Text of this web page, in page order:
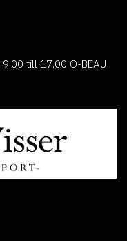
till 17.00 O-BEAU